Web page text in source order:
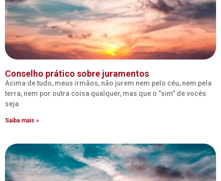
Conselho prático sobre juramentos
Acima de tudo, meus irmãos, não jurem nem pelo céu, nem pela
terra, nem por outra coisa qualquer, mas que o “sim” de vocês
seja
Saiba mais »